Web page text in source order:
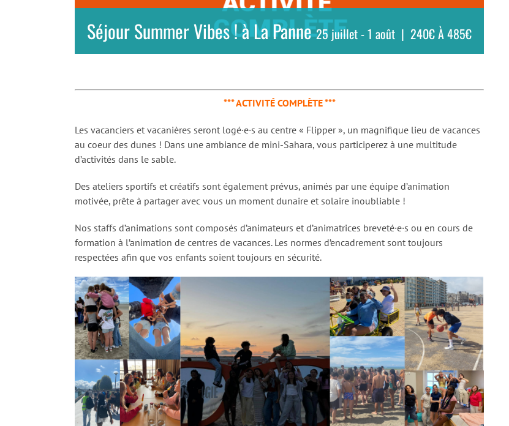
Séjour Summer Vibes ! à La Panne 25 juillet-1 août | 240€ À 485€
*** ACTIVITÉ COMPLÈTE ***
Les vacanciers et vacanières seront logé·e·s au centre « Flipper », un magnifique lieu de vacances
au coeur des dunes ! Dans une ambiance de mini-Sahara, vous participerez à une multitude
d’activités dans le sable.
Des ateliers sportifs et créatifs sont également prévus, animés par une équipe d’animation
motivée, prête à partager avec vous un moment dunaire et solaire inoubliable !
Nos staffs d’animations sont composés d’animateurs et d’animatrices breveté·e·s ou en cours de
formation à l’animation de centres de vacances. Les normes d’encadrement sont toujours
respectées afin que vos enfants soient toujours en sécurité.